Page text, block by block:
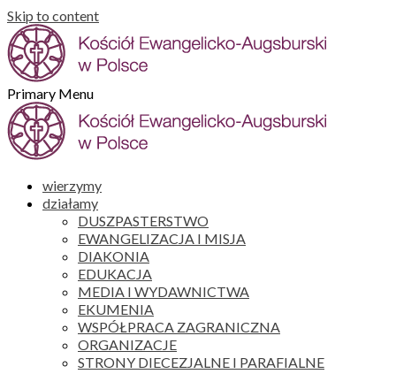
Skip to content
Primary Menu
wierzymy
działamy
DUSZPASTERSTWO
EWANGELIZACJA I MISJA
DIAKONIA
EDUKACJA
MEDIA I WYDAWNICTWA
EKUMENIA
WSPÓŁPRACA ZAGRANICZNA
ORGANIZACJE
STRONY DIECEZJALNE I PARAFIALNE